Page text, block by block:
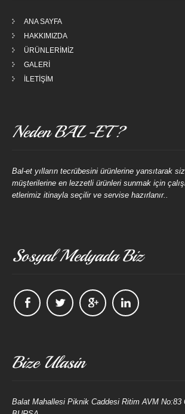
ANA SAYFA
HAKKIMIZDA
ÜRÜNLERİMİZ
GALERİ
İLETİŞİM
Neden BAL-ET ?
Bal-et yılların tecrübesini ürünlerine yansıtarak
müşterilerine en lezzetli ürünleri sunmak için
etlerimiz itinayla seçilir ve servise hazırlanır..
Sosyal Medyada Biz
Bize Ulasin
Balat Mahallesi Piknik Caddesi Ritim AVM No:83